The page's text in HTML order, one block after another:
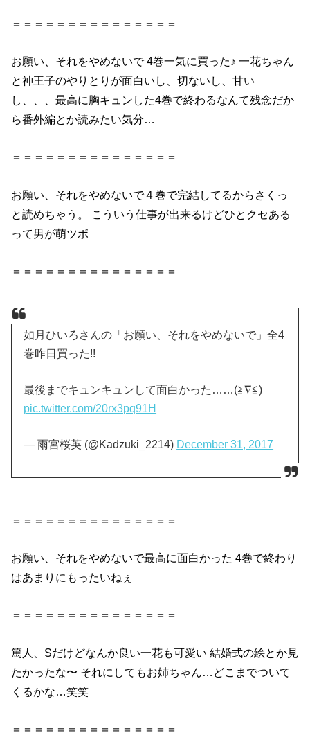
＝＝＝＝＝＝＝＝＝＝＝＝＝＝＝
お願い、それをやめないで 4巻一気に買った♪ 一花ちゃん
と神王子のやりとりが面白いし、切ないし、甘い
し、、、最高に胸キュンした4巻で終わるなんて残念だか
ら番外編とか読みたい気分…
＝＝＝＝＝＝＝＝＝＝＝＝＝＝＝
お願い、それをやめないで４巻で完結してるからさくっ
と読めちゃう。 こういう仕事が出来るけどひとクセある
って男が萌ツボ
＝＝＝＝＝＝＝＝＝＝＝＝＝＝＝
如月ひいろさんの「お願い、それをやめないで」全4
巻昨日買った!!
最後までキュンキュンして面白かった……(≧∇≦)
pic.twitter.com/20rx3pq91H
— 雨宮桜英 (@Kadzuki_2214) December 31, 2017
＝＝＝＝＝＝＝＝＝＝＝＝＝＝＝
お願い、それをやめないで最高に面白かった 4巻で終わり
はあまりにもったいねぇ
＝＝＝＝＝＝＝＝＝＝＝＝＝＝＝
篤人、Sだけどなんか良い一花も可愛い 結婚式の絵とか見
たかったな〜 それにしてもお姉ちゃん…どこまでついて
くるかな…笑笑
＝＝＝＝＝＝＝＝＝＝＝＝＝＝＝